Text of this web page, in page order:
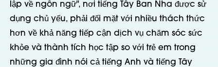
lập về ngôn ngữ", nơi tiếng Tây Ban Nha được sử
dụng chủ yếu, phải đối mặt với nhiều thách thức
hơn về khả năng tiếp cận dịch vụ chăm sóc sức
khỏe và thành tích học tập so với trẻ em trong
những gia đình nói cả tiếng Anh và tiếng Tây